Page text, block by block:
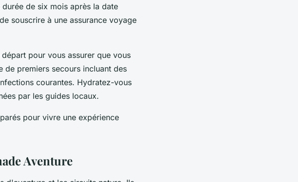
de six mois après la date
souscrire à une assurance voyage
pour vous assurer que vous
de premiers secours incluant des
courantes. Hydratez-vous
par les guides locaux.
pour vivre une expérience
Aventure